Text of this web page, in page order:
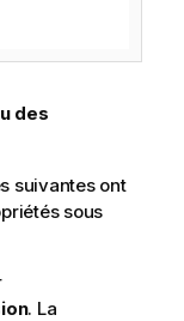
des
suivantes ont
sous
. La